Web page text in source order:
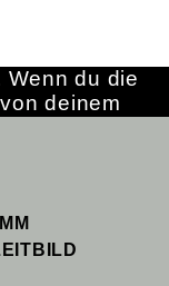
du die
deinem